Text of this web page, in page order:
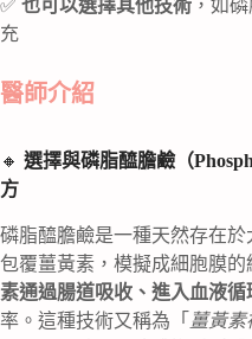
✅ 也可以選擇其他技術 ，如
充
醫師介紹
🔸 選擇與磷脂醯膽鹼（
方
磷脂醯膽鹼是一種天然存在
包覆薑黃素，模擬成細胞膜的
素通過腸道吸收、進入血液循
率。這種技術又稱為「 薑黃素